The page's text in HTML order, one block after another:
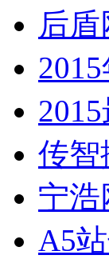
后
传智
宁浩
A5